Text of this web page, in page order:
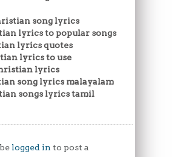
song lyrics
lyrics to popular songs
lyrics quotes
lyrics to use
lyrics
song lyrics malayalam
songs lyrics tamil
logged in to post a